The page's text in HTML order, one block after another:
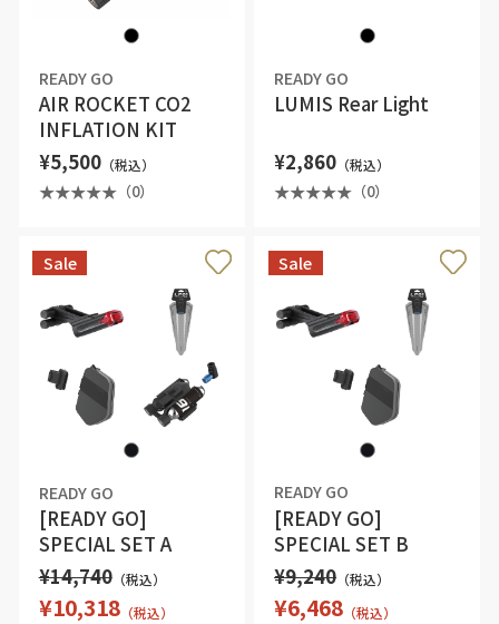
READY GO
AIR ROCKET CO2
INFLATION KIT
¥5,500（税込）
（0）
READY GO
LUMIS Rear Light
¥2,860 （税込）
（0）
Sale
READY GO
[READY GO]
SPECIAL SET A
¥14,740（税込）
¥10,318（税込）
Sale
READY GO
[READY GO]
SPECIAL SET B
¥9,240 （税込）
¥6,468 （税込）